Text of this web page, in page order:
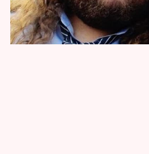
Sledujte prima+
vždy dobře pobavit
na pár selfies přímo